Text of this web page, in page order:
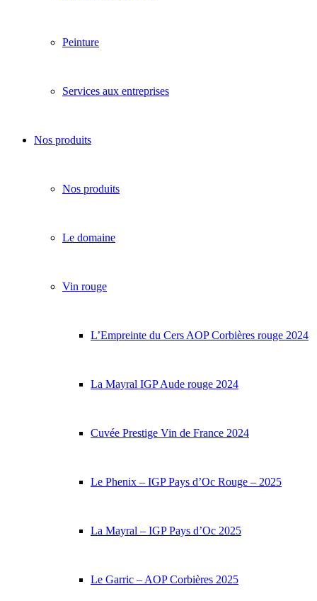
Peinture
Services aux entreprises
Nos produits
Nos produits
Le domaine
Vin rouge
L’Empreinte du Cers AOP Corbières rouge 2024
La Mayral IGP Aude rouge 2024
Cuvée Prestige Vin de France 2024
Le Phenix – IGP Pays d’Oc Rouge – 2025
La Mayral – IGP Pays d’Oc 2025
Le Garric – AOP Corbières 2025